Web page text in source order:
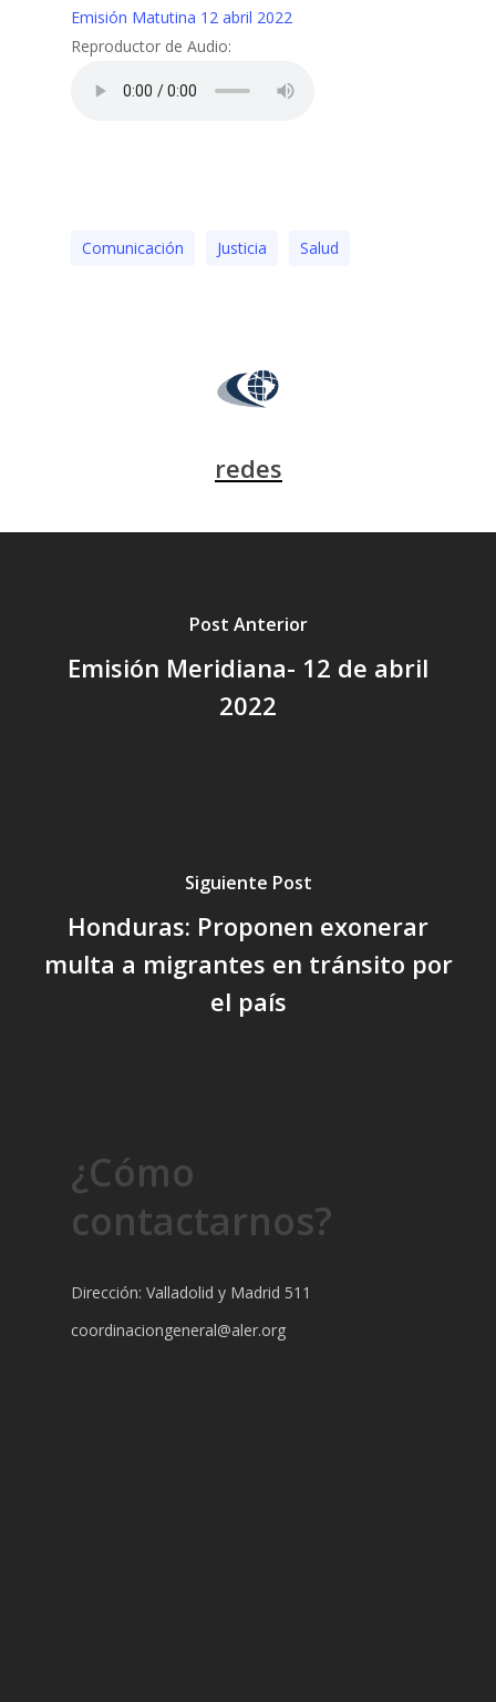
Emisión Matutina 12 abril 2022
Reproductor de Audio:
Comunicación Justicia Salud
redes
Post Anterior
Emisión Meridiana- 12 de abril
2022
Siguiente Post
Honduras: Proponen exonerar
multa a migrantes en tránsito por
el país
¿Cómo
contactarnos?
Dirección: Valladolid y Madrid 511
coordinaciongeneral@aler.org